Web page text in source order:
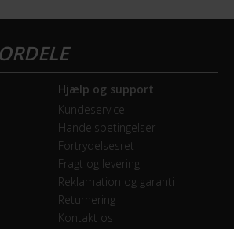
Hjælp og support
Kundeservice
Handelsbetingelser
Fortrydelsesret
Fragt og levering
Reklamation og garanti
Returnering
Kontakt os